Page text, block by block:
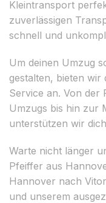
Kleintransport
zuverlässigen
schnell und
Um deinen Umzug
gestalten, bieten wir
Service an. Von der
Umzugs bis hin zur
unterstützen wir
Warte nicht länger
Pfeiffer aus
Hannover nach
und unserem